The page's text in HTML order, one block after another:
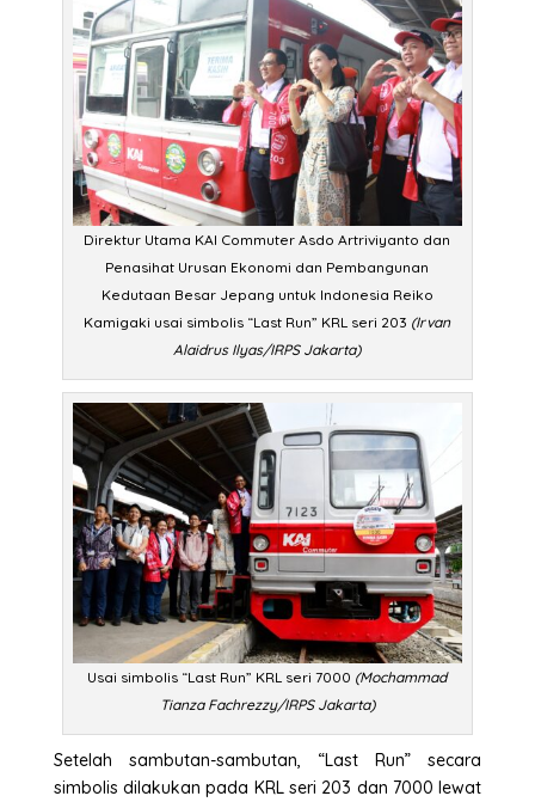
Direktur Utama KAI Commuter Asdo Artriviyanto dan
Penasihat Urusan Ekonomi dan Pembangunan
Kedutaan Besar Jepang untuk Indonesia Reiko
Kamigaki usai simbolis “Last Run” KRL seri 203 (Irvan
Alaidrus Ilyas/IRPS Jakarta)
Usai simbolis “Last Run” KRL seri 7000 (Mochammad
Tianza Fachrezzy/IRPS Jakarta)
Setelah sambutan-sambutan, “Last Run” secara
simbolis dilakukan pada KRL seri 203 dan 7000 lewat